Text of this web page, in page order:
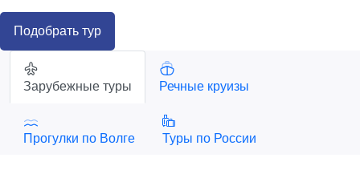
Подобрать тур
Зарубежные туры Речные круизы
Прогулки по Волге Туры по России